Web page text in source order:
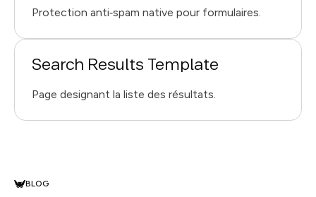
Protection anti‑spam native pour formulaires.
Search Results Template
Page designant la liste des résultats.
BLOG